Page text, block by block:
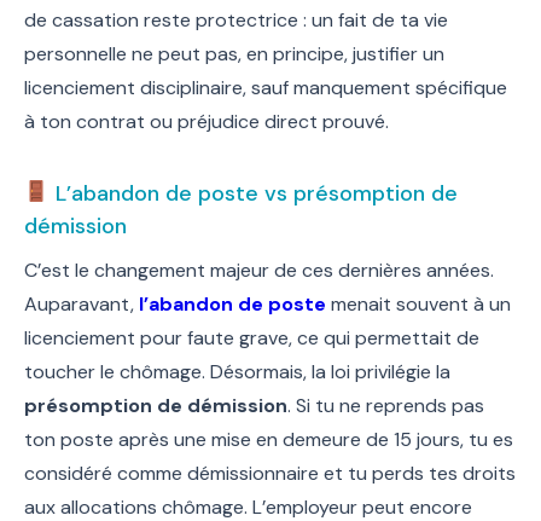
de cassation reste protectrice : un fait de ta vie
personnelle ne peut pas, en principe, justifier un
licenciement disciplinaire, sauf manquement spécifique
à ton contrat ou préjudice direct prouvé.
L’abandon de poste vs présomption de
démission
C’est le changement majeur de ces dernières années.
Auparavant, l’abandon de poste menait souvent à un
licenciement pour faute grave, ce qui permettait de
toucher le chômage. Désormais, la loi privilégie la
présomption de démission. Si tu ne reprends pas
ton poste après une mise en demeure de 15 jours, tu es
considéré comme démissionnaire et tu perds tes droits
aux allocations chômage. L’employeur peut encore